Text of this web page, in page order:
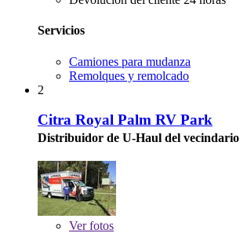
Servicios
Camiones para mudanza
Remolques y remolcado
2
Citra Royal Palm RV Park
Distribuidor de U-Haul del vecindario
Verfotos